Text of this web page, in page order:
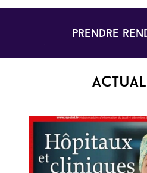
prendre